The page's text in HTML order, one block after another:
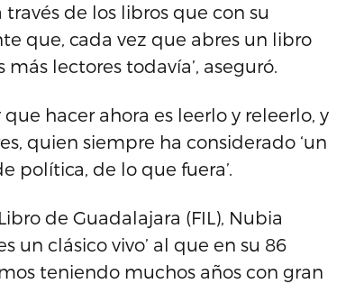
de los libros que con su
que, cada vez que abres un libro
lectores todavía’, aseguró.
hacer ahora es leerlo y releerlo, y
quien siempre ha considerado ‘un
política, de lo que fuera’.
de Guadalajara (FIL), Nubia
un clásico vivo’ al que en su 86
teniendo muchos años con gran